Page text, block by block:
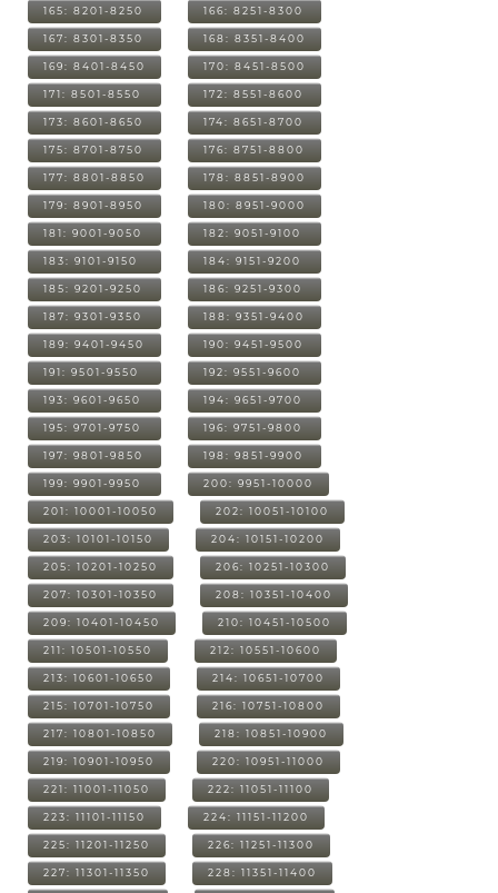
165: 8201-8250 166: 8251-8300
167: 8301-8350 168: 8351-8400
169: 8401-8450 170: 8451-8500
171: 8501-8550 172: 8551-8600
173: 8601-8650 174: 8651-8700
175: 8701-8750 176: 8751-8800
177: 8801-8850 178: 8851-8900
179: 8901-8950 180: 8951-9000
181: 9001-9050 182: 9051-9100
183: 9101-9150 184: 9151-9200
185: 9201-9250 186: 9251-9300
187: 9301-9350 188: 9351-9400
189: 9401-9450 190: 9451-9500
191: 9501-9550 192: 9551-9600
193: 9601-9650 194: 9651-9700
195: 9701-9750 196: 9751-9800
197: 9801-9850 198: 9851-9900
199: 9901-9950 200: 9951-10000
201: 10001-10050 202: 10051-10100
203: 10101-10150 204: 10151-10200
205: 10201-10250 206: 10251-10300
207: 10301-10350 208: 10351-10400
209: 10401-10450 210: 10451-10500
211: 10501-10550 212: 10551-10600
213: 10601-10650 214: 10651-10700
215: 10701-10750 216: 10751-10800
217: 10801-10850 218: 10851-10900
219: 10901-10950 220: 10951-11000
221: 11001-11050 222: 11051-11100
223: 11101-11150 224: 11151-11200
225: 11201-11250 226: 11251-11300
227: 11301-11350 228: 11351-11400